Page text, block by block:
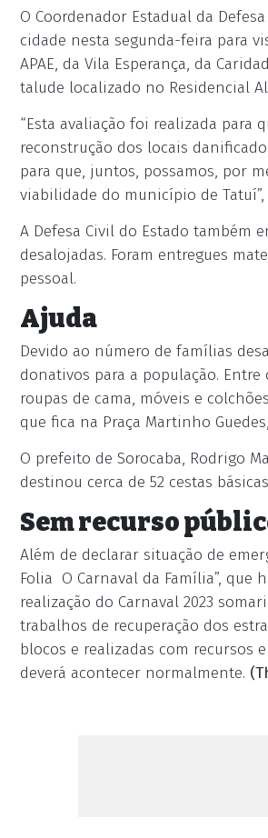
O Coordenador Estadual da
cidade nesta segunda-feira para
APAE, da Vila Esperança, da
talude localizado no Residencial
“Esta avaliação foi realizada para
reconstrução dos locais
para que, juntos, possamos, por
viabilidade do município de Tatuí”,
A Defesa Civil do Estado também
desalojadas. Foram entregues
pessoal.
Ajuda
Devido ao número de famílias
donativos para a população.
roupas de cama, móveis e
que fica na Praça Martinho
O prefeito de Sorocaba, Rodrigo
destinou cerca de 52 cestas
Sem recurso
Além de declarar situação de
Folia ­ O Carnaval da Família”,
realização do Carnaval 2023
trabalhos de recuperação dos
blocos e realizadas com
deverá acontecer normalmente.